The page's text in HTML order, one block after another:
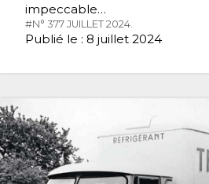
impeccable…
#N° 377 JUILLET 2024.
Publié le : 8 juillet 2024